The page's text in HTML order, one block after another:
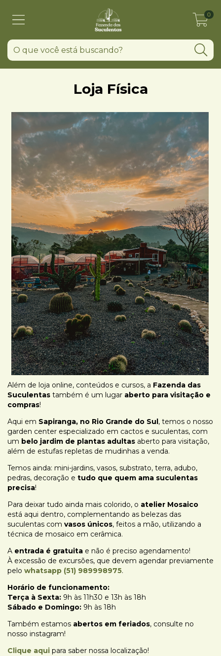
0
Loja Física
Além de loja online, conteúdos e cursos, a Fazenda das
Suculentas também é um lugar aberto para visitação e
compras!
Aqui em Sapiranga, no Rio Grande do Sul , temos o nosso
garden center especializado em cactos e suculentas, com
um belo jardim de plantas adultas aberto para visitação,
além de estufas repletas de mudinhas a venda.
Temos ainda: mini-jardins, vasos, substrato, terra, adubo,
pedras, decoração e tudo que quem ama suculentas
precisa!
Para deixar tudo ainda mais colorido, o atelier Mosaico
está aqui dentro, complementando as belezas das
suculentas com vasos únicos, feitos a mão, utilizando a
técnica de mosaico em cerâmica.
A entrada é gratuita e não é preciso agendamento!
À excessão de excursões, que devem agendar previamente
pelo whatsapp (51) 989998975.
Horário de funcionamento:
Terça à Sexta: 9h às 11h30 e 13h às 18h
Sábado e Domingo: 9h às 18h
Também estamos abertos em feriados, consulte no
nosso instagram!
Clique aqui para saber nossa localização!